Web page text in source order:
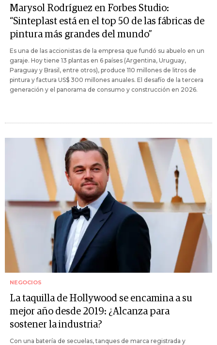
Marysol Rodríguez en Forbes Studio:
“Sinteplast está en el top 50 de las fábricas de
pintura más grandes del mundo”
Es una de las accionistas de la empresa que fundó su abuelo en un
garaje. Hoy tiene 13 plantas en 6 países (Argentina, Uruguay,
Paraguay y Brasil, entre otros), produce 110 millones de litros de
pintura y factura US$ 300 millones anuales. El desafío de la tercera
generación y el panorama de consumo y construcción en 2026.
NEGOCIOS
La taquilla de Hollywood se encamina a su
mejor año desde 2019: ¿Alcanza para
sostener la industria?
Con una batería de secuelas, tanques de marca registrada y